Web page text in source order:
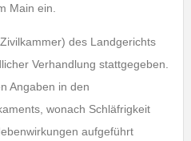
Main ein.
des Landgerichts
Verhandlung stattgegeben.
Angaben in den
wonach Schläfrigkeit
aufgeführt